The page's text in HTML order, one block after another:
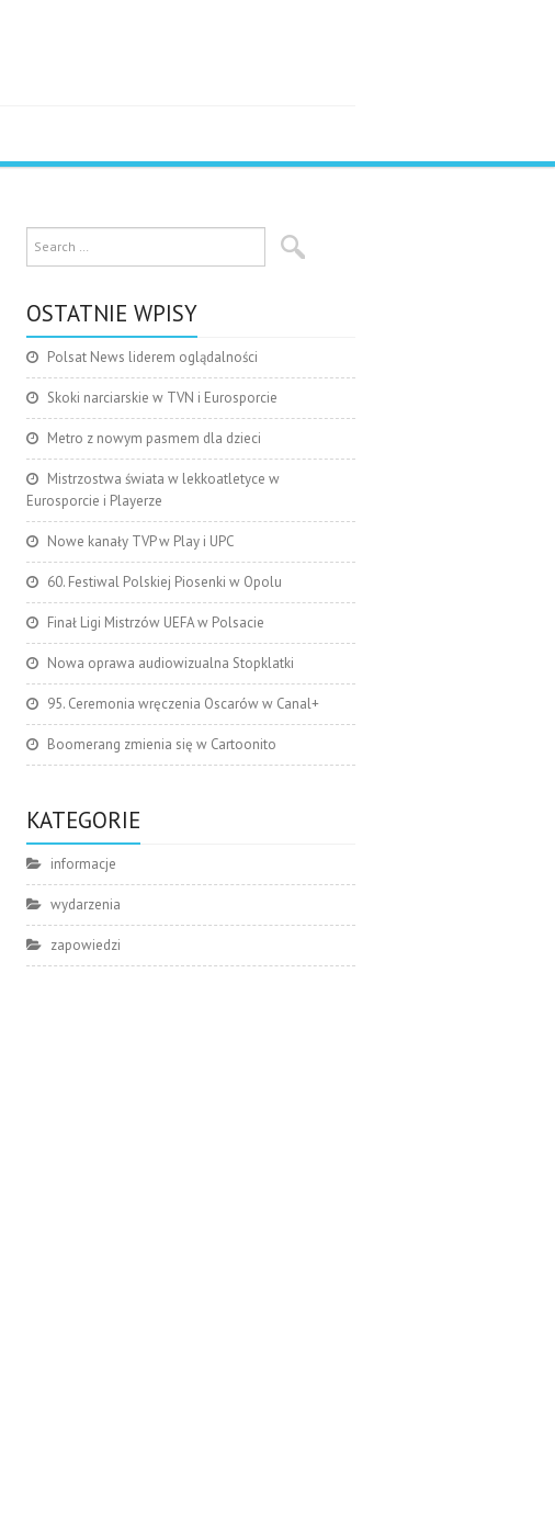
OSTATNIE WPISY
Polsat News liderem oglądalności
Skoki narciarskie w TVN i Eurosporcie
Metro z nowym pasmem dla dzieci
Mistrzostwa świata w lekkoatletyce w
Eurosporcie i Playerze
Nowe kanały TVP w Play i UPC
60. Festiwal Polskiej Piosenki w Opolu
Finał Ligi Mistrzów UEFA w Polsacie
Nowa oprawa audiowizualna Stopklatki
95. Ceremonia wręczenia Oscarów w Canal+
Boomerang zmienia się w Cartoonito
KATEGORIE
informacje
wydarzenia
zapowiedzi